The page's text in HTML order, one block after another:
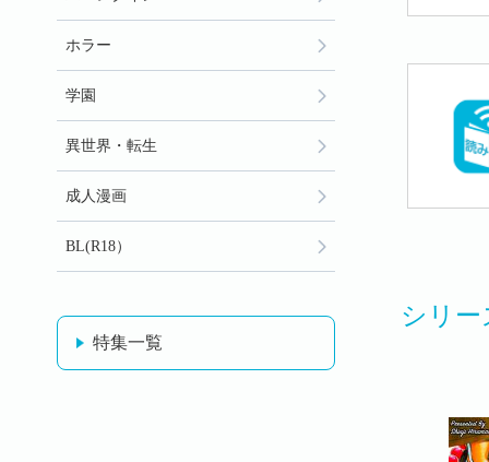
シリー
ホラー
学園
異世界・転生
成人漫画
BL(R18）
特集一覧